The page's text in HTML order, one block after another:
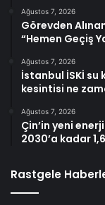
Ağustos 7, 2026
Görevden
“Hemen Geçiş
Ağustos 7, 2026
İstanbul İSKİ su
kesintisi ne
Ağustos 7, 2026
Çin’in yeni
2030’a kadar
Rastgele